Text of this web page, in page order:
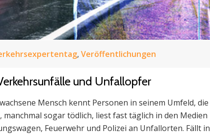
,Veröffentlichungen
und Unfallopfer
Mensch kennt Personen in seinem Umfeld, die
sogar tödlich, liest fast täglich in den Medien
Feuerwehr und Polizei an Unfallorten. Fällt in